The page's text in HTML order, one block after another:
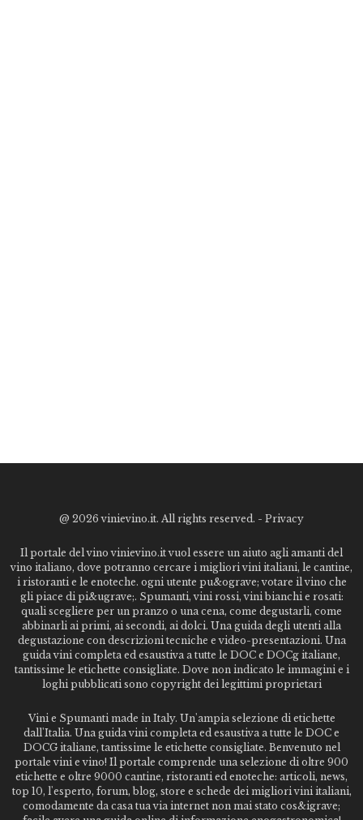
@ 2026 vinievino.it. All rights reserved. - Privacy
Il portale del vino vinievino.it vuol essere un aiuto agli amanti del
vino italiano, dove potranno cercare i migliori vini italiani, le cantine,
i ristoranti e le enoteche. ogni utente pu&ograve; votare il vino che
gli piace di pi&ugrave;. Spumanti, vini rossi, vini bianchi e rosati:
quali scegliere per un pranzo o una cena, come degustarli, come
abbinarli ai primi, ai secondi, ai dolci. Una guida degli utenti alla
degustazione con descrizioni tecniche e video-presentazioni. Una
guida vini completa ed esaustiva a tutte le DOC e DOCg italiane,
tantissime le etichette consigliate. Dove non indicato le immagini e i
loghi pubblicati sono copyright dei legittimi proprietari
Vini e Spumanti made in Italy. Un'ampia selezione di etichette
dall'Italia. Una guida vini completa ed esaustiva a tutte le DOC e
DOCG italiane, tantissime le etichette consigliate. Benvenuto nel
portale vini e vino! Il portale comprende una selezione di oltre 900
etichette e oltre 9000 cantine, ristoranti ed enoteche: articoli, news,
top 10, l'esperto, forum, blog, store e schede dei migliori vini italiani,
comodamente da casa tua via internet non mai stato cos&igrave;